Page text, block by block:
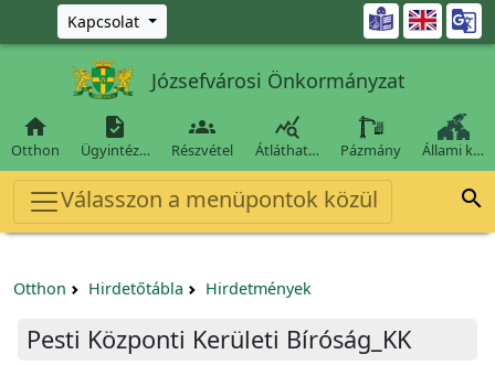
Ugrás a fő tartalomra
Kapcsolat 
Józsefvárosi Önkormányzat

Otthon

Ügyintéz…

Részvétel

Átláthat… Pázmány Állami k…
Válasszon a menüpontok közül 
Otthon Hirdetőtábla Hirdetmények
Pesti Központi Kerületi Bíróság_KK